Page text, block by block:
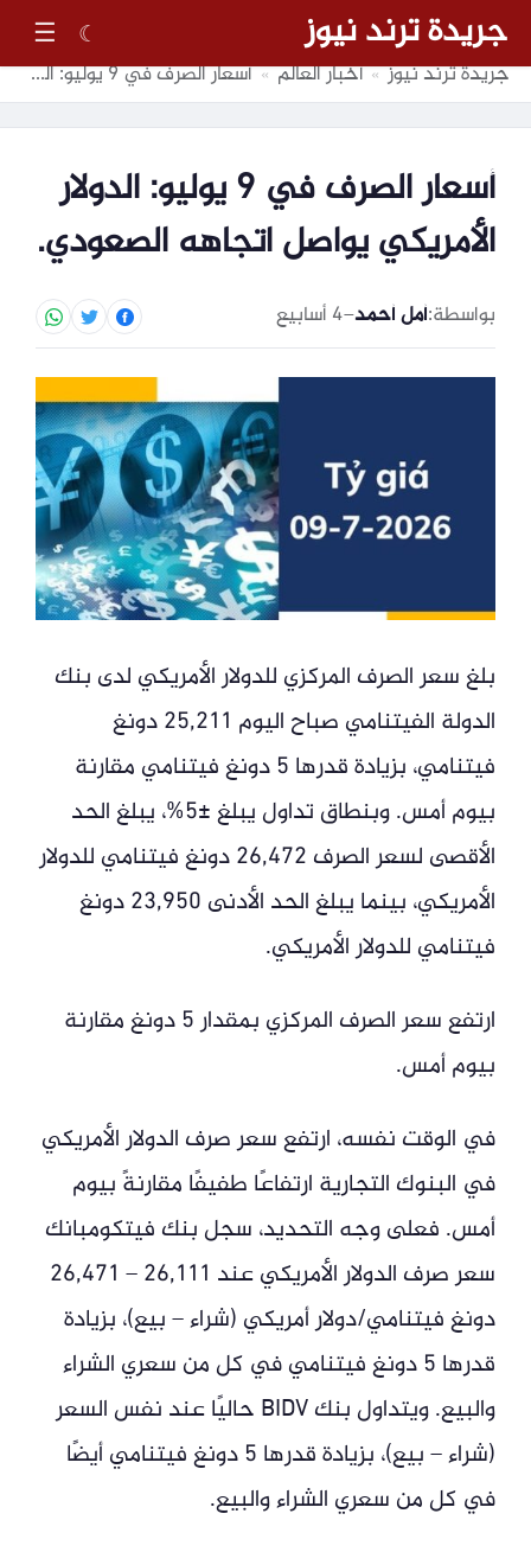
جريدة ترند نيوز ☾
☰
جريدة ترند نيوز » أخبار العالم » أسعار الصرف في 9 يوليو: الدولار الأمريكي يواصل اتجاهه الصعودي.
أسعار الصرف في 9 يوليو: الدولار
الأمريكي يواصل اتجاهه الصعودي.
بواسطة:أمل أحمد–4 أسابيع
بلغ سعر الصرف المركزي للدولار الأمريكي لدى بنك
الدولة الفيتنامي صباح اليوم 25,211 دونغ
فيتنامي، بزيادة قدرها 5 دونغ فيتنامي مقارنة
بيوم أمس. وبنطاق تداول يبلغ ±5%، يبلغ الحد
الأقصى لسعر الصرف 26,472 دونغ فيتنامي للدولار
الأمريكي، بينما يبلغ الحد الأدنى 23,950 دونغ
فيتنامي للدولار الأمريكي.
ارتفع سعر الصرف المركزي بمقدار 5 دونغ مقارنة
بيوم أمس.
في الوقت نفسه، ارتفع سعر صرف الدولار الأمريكي
في البنوك التجارية ارتفاعًا طفيفًا مقارنةً بيوم
أمس. فعلى وجه التحديد، سجل بنك فيتكومبانك
سعر صرف الدولار الأمريكي عند 26,111 – 26,471
دونغ فيتنامي/دولار أمريكي (شراء – بيع)، بزيادة
قدرها 5 دونغ فيتنامي في كل من سعري الشراء
والبيع. ويتداول بنك BIDV حاليًا عند نفس السعر
(شراء – بيع)، بزيادة قدرها 5 دونغ فيتنامي أيضًا
في كل من سعري الشراء والبيع.